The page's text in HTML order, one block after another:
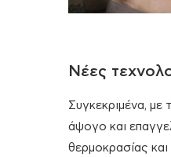
Νέες
Συγκεκριμένα, με
άψογο και
θερμοκρασίας